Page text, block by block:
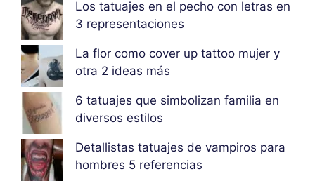
Los tatuajes en el pecho con letras en
3 representaciones
La flor como cover up tattoo mujer y
otra 2 ideas más
6 tatuajes que simbolizan familia en
diversos estilos
Detallistas tatuajes de vampiros para
hombres 5 referencias